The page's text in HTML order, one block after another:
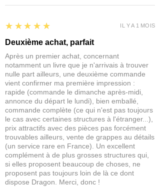
5
★★★★★
Deuxième achat, parfait
Après un premier achat, concernant
notamment un livre que je n'arrivais à trouver
nulle part ailleurs, une deuxième commande
vient confirmer ma première impression :
rapide (commande le dimanche après-midi,
annonce du départ le lundi), bien emballé,
commande complète (ce qui n'est pas toujours
le cas avec certaines structures à l'étranger...),
prix attractifs avec des pièces pas forcément
trouvables ailleurs, vente de grappes au détails
(un service rare en France). Un excellent
complément à de plus grosses structures qui,
si elles proposent beaucoup de choses, ne
proposent pas toujours loin de là ce dont
dispose Dragon. Merci, donc !
IL Y A 1 MOIS